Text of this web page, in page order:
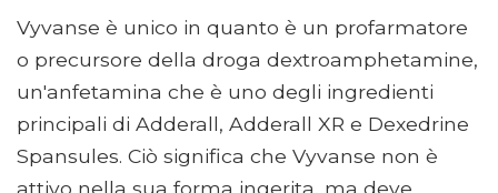
Vyvanse è unico in quanto è un profarmatore
o precursore della droga dextroamphetamine,
un'anfetamina che è uno degli ingredienti
principali di Adderall, Adderall XR e Dexedrine
Spansules. Ciò significa che Vyvanse non è